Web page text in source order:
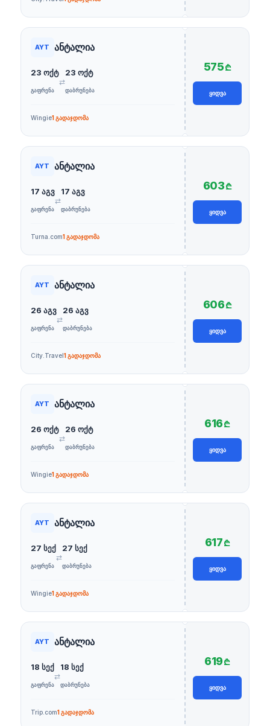
AYT ანტალია
23 ოქტ
ᲒᲐᲤᲠᲔᲜᲐ
⇄
23 ოქტ
ᲓᲐᲑᲠᲣᲜᲔᲑᲐ
Wingie1 გადაჯდომა
575₾
ᲧᲘᲓᲕᲐ
AYT ანტალია
17 აგვ
ᲒᲐᲤᲠᲔᲜᲐ
⇄
17 აგვ
ᲓᲐᲑᲠᲣᲜᲔᲑᲐ
Turna.com1 გადაჯდომა
603₾
ᲧᲘᲓᲕᲐ
AYT ანტალია
26 აგვ
ᲒᲐᲤᲠᲔᲜᲐ
⇄
26 აგვ
ᲓᲐᲑᲠᲣᲜᲔᲑᲐ
City.Travel1 გადაჯდომა
606₾
ᲧᲘᲓᲕᲐ
AYT ანტალია
26 ოქტ
ᲒᲐᲤᲠᲔᲜᲐ
⇄
26 ოქტ
ᲓᲐᲑᲠᲣᲜᲔᲑᲐ
Wingie1 გადაჯდომა
616₾
ᲧᲘᲓᲕᲐ
AYT ანტალია
27 სექ
ᲒᲐᲤᲠᲔᲜᲐ
⇄
27 სექ
ᲓᲐᲑᲠᲣᲜᲔᲑᲐ
Wingie1 გადაჯდომა
617₾
ᲧᲘᲓᲕᲐ
AYT ანტალია
18 სექ
ᲒᲐᲤᲠᲔᲜᲐ
⇄
18 სექ
ᲓᲐᲑᲠᲣᲜᲔᲑᲐ
Trip.com1 გადაჯდომა
619₾
ᲧᲘᲓᲕᲐ